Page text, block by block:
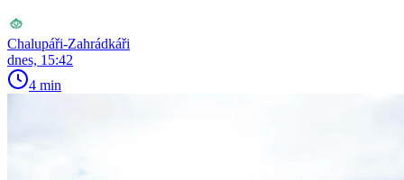
Chalupáři-Zahrádkáři
dnes, 15:42
4 min